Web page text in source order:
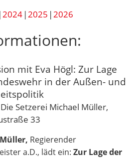
2024 2025 2026
mit Eva Högl: Zur Lage
in der Außen- und
Die Setzerei Michael Müller,
33
Regierender
a.D., lädt ein: Zur Lage der